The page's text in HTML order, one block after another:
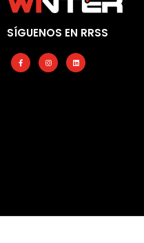
SÍGUENOS EN RRSS
Facebook-
f
InstagramLinkedin